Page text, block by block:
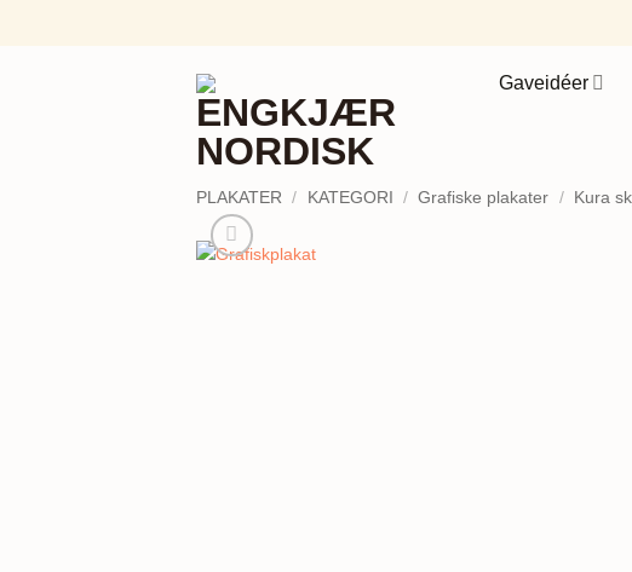
Gaveidéer
PLAKATER / KATEGORI / Grafiske plakater / Kura